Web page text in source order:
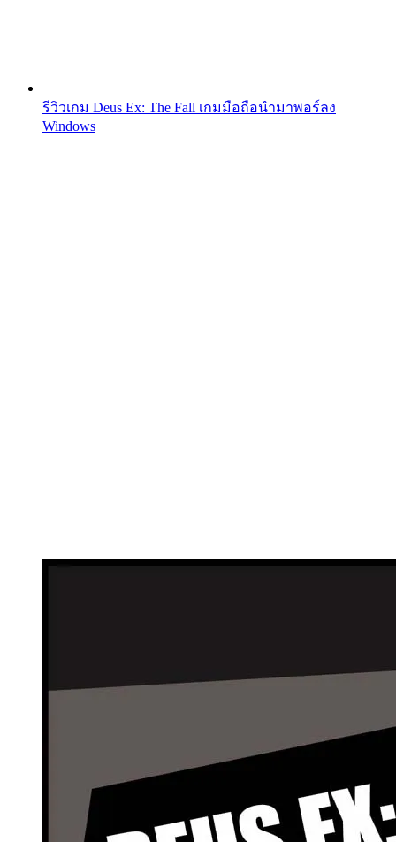
รีวิวเกม Deus Ex: The Fall เกมมือถือนำมาพอร์ลง
Windows